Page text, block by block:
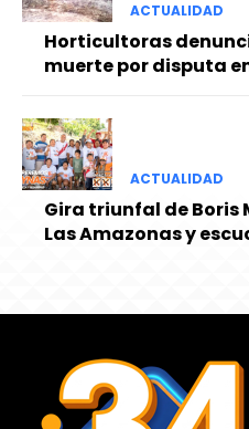
ACTUALIDAD
Horticultoras
muerte por disputa
ACTUALIDAD
Gira triunfal de Boris
Las Amazonas y